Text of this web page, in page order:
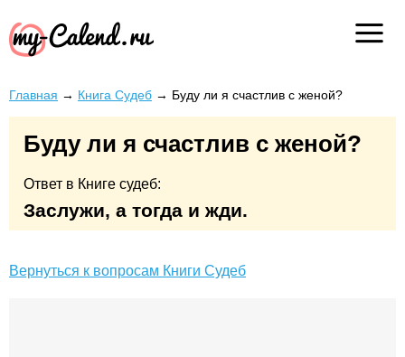
Главная → Книга Судеб → Буду ли я счастлив с женой?
Буду ли я счастлив с женой?
Ответ в Книге судеб:
Заслужи, а тогда и жди.
Вернуться к вопросам Книги Судеб